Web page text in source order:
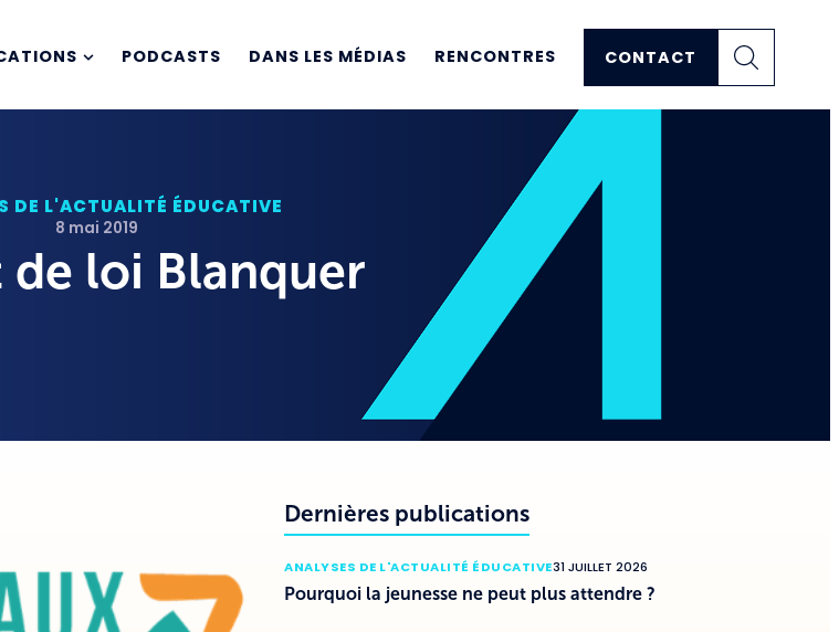
PODCASTS DANS LES MÉDIAS RENCONTRES CONTACT
DE L'ACTUALITÉ ÉDUCATIVE
8 mai 2019
loi Blanquer
Dernières publications
ANALYSES DE L'ACTUALITÉ ÉDUCATIVE31 JUILLET 2026
Pourquoi la jeunesse ne peut plus attendre ?